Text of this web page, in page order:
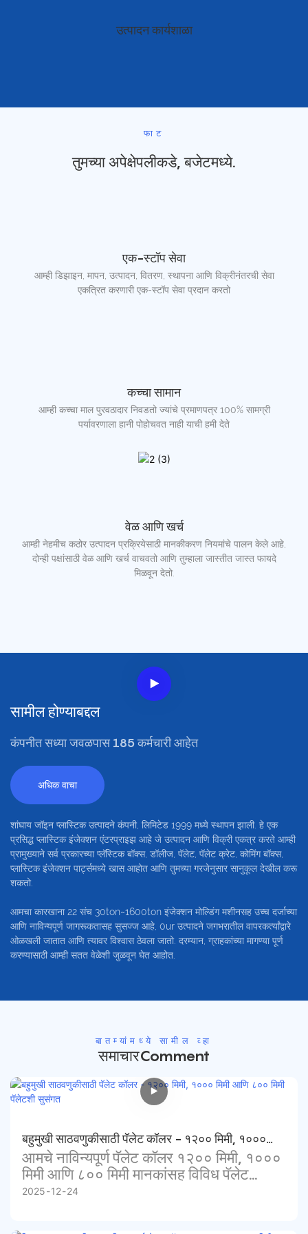
उत्पादन कार्यशाळा
फाट
तुमच्या अपेक्षेपलीकडे, बजेटमध्ये.
एक-स्टॉप सेवा
आम्ही डिझाइन, मापन, उत्पादन, वितरण, स्थापना आणि विक्रीनंतरची सेवा
एकत्रित करणारी एक-स्टॉप सेवा प्रदान करतो
कच्चा सामान
आम्ही कच्चा माल पुरवठादार निवडतो ज्यांचे प्रमाणपत्र 100% सामग्री
पर्यावरणाला हानी पोहोचवत नाही याची हमी देते
वेळ आणि खर्च
आम्ही नेहमीच कठोर उत्पादन प्रक्रियेसाठी मानकीकरण नियमांचे पालन केले आहे,
दोन्ही पक्षांसाठी वेळ आणि खर्च वाचवतो आणि तुम्हाला जास्तीत जास्त फायदे
मिळवून देतो.
सामील होण्याबद्दल
कंपनीत सध्या जवळपास 185 कर्मचारी आहेत
अधिक वाचा
शांघाय जॉइन प्लास्टिक उत्पादने कंपनी, लिमिटेड 1999 मध्ये स्थापन झाली. हे एक
प्रसिद्ध प्लास्टिक इंजेक्शन एंटरप्राइझ आहे जे उत्पादन आणि विक्री एकत्र करते आम्ही
प्रामुख्याने सर्व प्रकारच्या प्लॅस्टिक बॉक्स, डॉलीज, पॅलेट, पॅलेट क्रेट, कोमिंग बॉक्स,
प्लास्टिक इंजेक्शन पार्ट्समध्ये खास आहोत आणि तुमच्या गरजेनुसार सानुकूल देखील करू
शकतो.
आमचा कारखाना 22 संच 30ton~1600ton इंजेक्शन मोल्डिंग मशीनसह उच्च दर्जाच्या
आणि नाविन्यपूर्ण जागरूकतासह सुसज्ज आहे, 0ur उत्पादने जगभरातील वापरकर्त्यांद्वारे
ओळखली जातात आणि त्यावर विश्वास ठेवला जातो. दरम्यान, ग्राहकांच्या मागण्या पूर्ण
करण्यासाठी आम्ही सतत वेळेशी जुळवून घेत आहोत.
बातम्यांमध्ये सामील व्हा
समाचारComment
बहुमुखी साठवणुकीसाठी पॅलेट कॉलर - १२०० मिमी, १०००
मिमी आणि ८०० मिमी पॅलेटशी सुसंगत
आमचे नाविन्यपूर्ण पॅलेट कॉलर १२०० मिमी, १०००
मिमी आणि ८०० मिमी मानकांसह विविध पॅलेट
आकारांमध्ये बसण्यासाठी डिझाइन केलेले आहेत, जे
2025 12 24